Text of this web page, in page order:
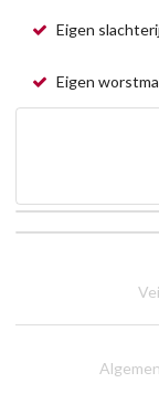
Eigen
Eigen